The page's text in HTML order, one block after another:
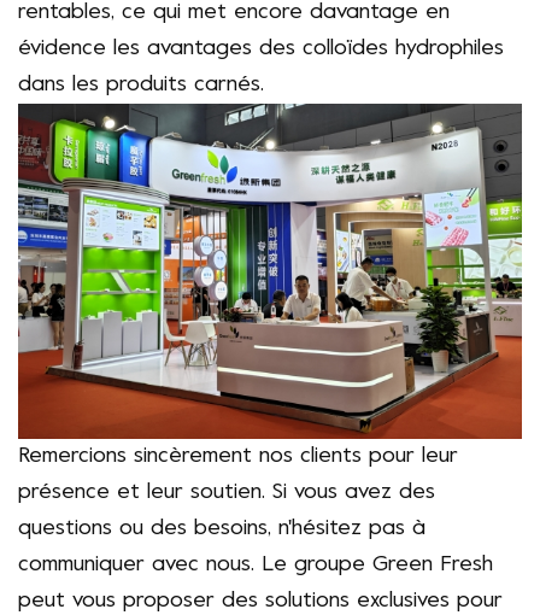
rentables, ce qui met encore davantage en
évidence les avantages des colloïdes hydrophiles
dans les produits carnés.
Remercions sincèrement nos clients pour leur
présence et leur soutien. Si vous avez des
questions ou des besoins, n'hésitez pas à
communiquer avec nous. Le groupe Green Fresh
peut vous proposer des solutions exclusives pour